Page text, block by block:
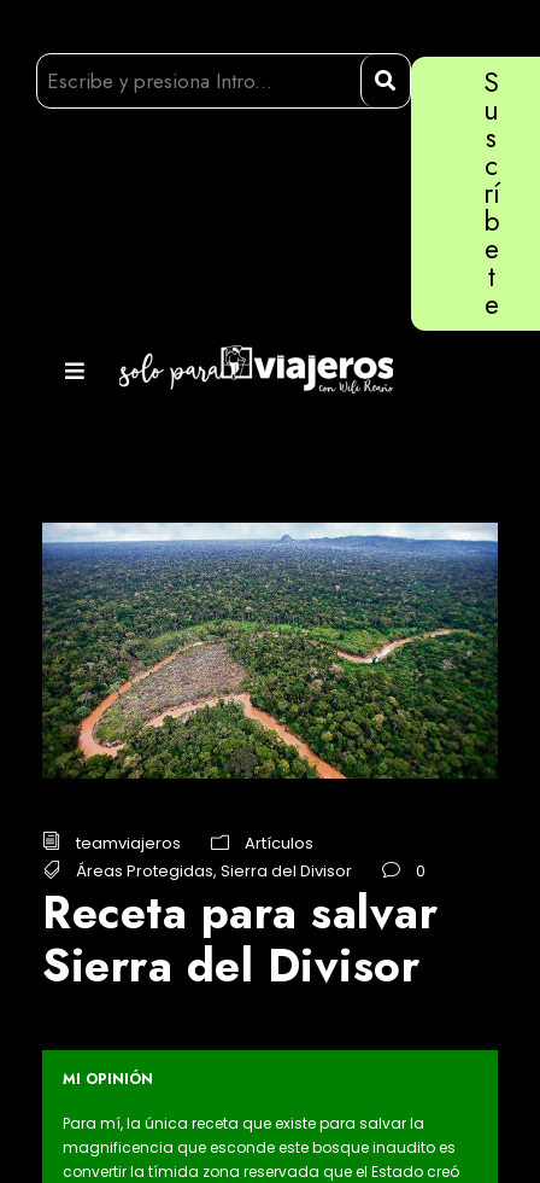
S
u
s
c
rí
b
e
t
e
teamviajeros
Artículos
Áreas Protegidas, Sierra del Divisor 0
Receta para salvar
Sierra del Divisor
MI OPINIÓN
Para mí, la única receta que existe para salvar la
magnificencia que esconde este bosque inaudito es
convertir la tímida zona reservada que el Estado creó